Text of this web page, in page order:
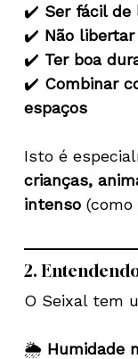
✔️ Ser fácil de
✔️ Não
✔️ Ter boa
✔️ Combinar
espaços
Isto é
crianças,
intenso(como
2.
O Seixal tem
🌦️ Humidade